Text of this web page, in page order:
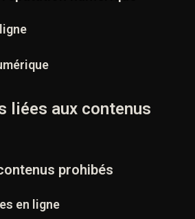
numérique
prohibés